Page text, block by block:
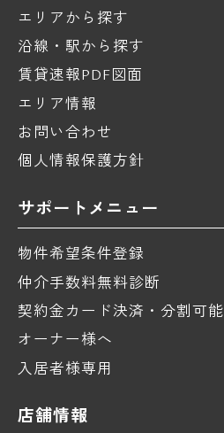
エリアから探す
沿線・駅から探す
賃貸速報PDF図面
エリア情報
お問い合わせ
個人情報保護方針
サポートメニュー
物件希望条件登録
仲介手数料無料診断
契約金カード決済・分割可能
オーナー様へ
入居者様専用
店舗情報